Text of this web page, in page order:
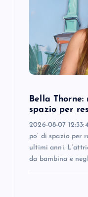
Bella
spazio per
2026-08-07
po’ di spazio per
ultimi anni.
da bambina e